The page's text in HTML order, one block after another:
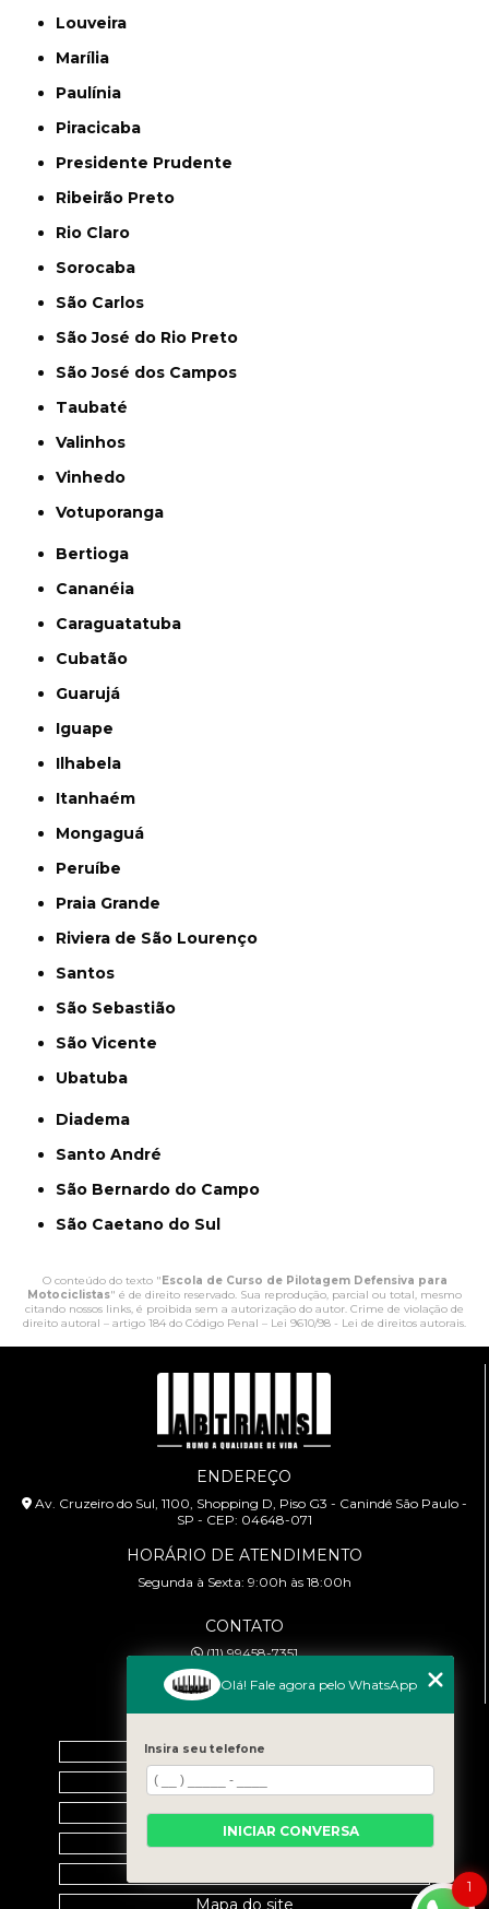
Louveira
Marília
Paulínia
Piracicaba
Presidente Prudente
Ribeirão Preto
Rio Claro
Sorocaba
São Carlos
São José do Rio Preto
São José dos Campos
Taubaté
Valinhos
Vinhedo
Votuporanga
Bertioga
Cananéia
Caraguatatuba
Cubatão
Guarujá
Iguape
Ilhabela
Itanhaém
Mongaguá
Peruíbe
Praia Grande
Riviera de São Lourenço
Santos
São Sebastião
São Vicente
Ubatuba
Diadema
Santo André
São Bernardo do Campo
São Caetano do Sul
O conteúdo do texto " Escola de Curso de Pilotagem Defensiva para
Motociclistas" é de direito reservado. Sua reprodução, parcial ou total, mesmo
citando nossos links, é proibida sem a autorização do autor. Crime de violação de
direito autoral – artigo 184 do Código Penal – Lei 9610/98 - Lei de direitos autorais.
ENDEREÇO
Av. Cruzeiro do Sul, 1100, Shopping D, Piso G3 - Canindé São Paulo -
SP - CEP: 04648-071
HORÁRIO DE ATENDIMENTO
Segunda à Sexta: 9:00h às 18:00h
CONTATO
(11) 99458-7351
cursoabtrans@gmail.com
Home
Empresa
Galeria
Contato
Mapa do site
1
Olá! Fale agora pelo WhatsApp
Insira seu telefone
INICIAR CONVERSA